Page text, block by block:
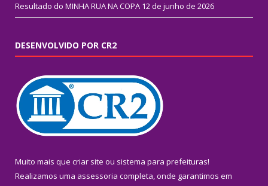
Resultado do MINHA RUA NA COPA 12 de junho de 2026
DESENVOLVIDO POR CR2
Muito mais que criar site ou sistema para prefeituras!
Realizamos uma assessoria completa, onde garantimos em